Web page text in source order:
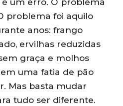
problema foi aquilo
anos: frango
ervilhas reduzidas
graça e molhos
uma fatia de pão
Mas basta mudar
tudo ser diferente.